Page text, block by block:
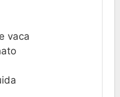
vaca